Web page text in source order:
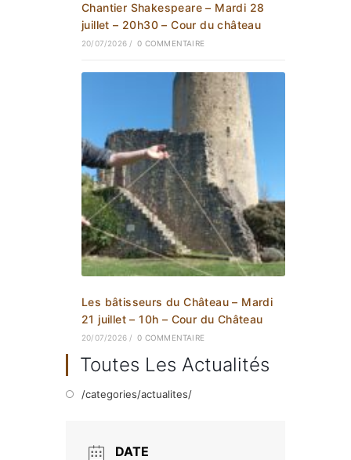
Chantier Shakespeare – Mardi 28
juillet – 20h30 – Cour du château
20/07/2026 / 0 COMMENTAIRE
Les bâtisseurs du Château – Mardi
21 juillet – 10h – Cour du Château
20/07/2026 / 0 COMMENTAIRE
Toutes Les Actualités
/categories/actualites/
DATE